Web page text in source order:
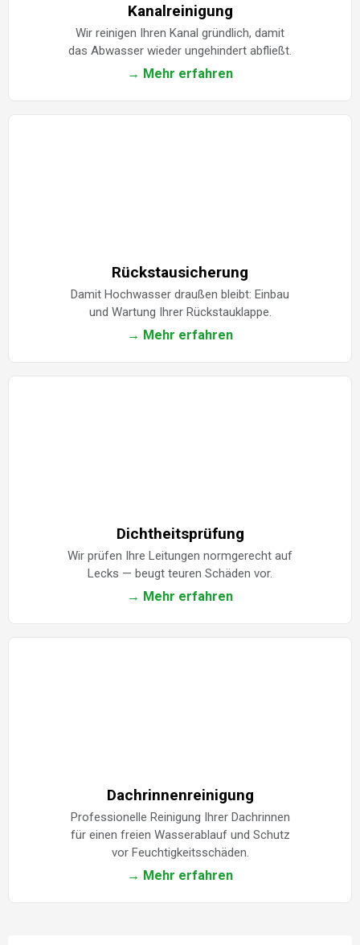
Kanalreinigung
Wir reinigen Ihren Kanal gründlich, damit
das Abwasser wieder ungehindert abfließt.
→ Mehr erfahren
Rückstausicherung
Damit Hochwasser draußen bleibt: Einbau
und Wartung Ihrer Rückstauklappe.
→ Mehr erfahren
Dichtheitsprüfung
Wir prüfen Ihre Leitungen normgerecht auf
Lecks — beugt teuren Schäden vor.
→ Mehr erfahren
Dachrinnenreinigung
Professionelle Reinigung Ihrer Dachrinnen
für einen freien Wasserablauf und Schutz
vor Feuchtigkeitsschäden.
→ Mehr erfahren